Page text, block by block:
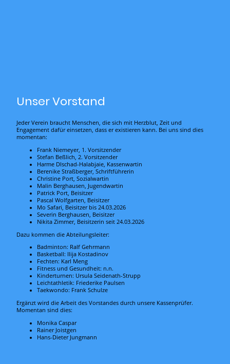
Unser Vorstand
Jeder Verein braucht Menschen, die sich mit Herzblut, Zeit und
Engagement dafür einsetzen, dass er existieren kann. Bei uns sind dies
momentan:
Frank Niemeyer, 1. Vorsitzender
Stefan Beßlich, 2. Vorsitzender
Harme Dlschad-Halabjaie, Kassenwartin
Berenike Straßberger, Schriftführerin
Christine Port, Sozialwartin
Malin Berghausen, Jugendwartin
Patrick Port, Beisitzer
Pascal Wolfgarten, Beisitzer
Mo Safari, Beisitzer bis 24.03.2026
Severin Berghausen, Beisitzer
Nikita Zimmer, Beisitzerin seit 24.03.2026
Dazu kommen die Abteilungsleiter:
Badminton: Ralf Gehrmann
Basketball: Ilija Kostadinov
Fechten: Karl Meng
Fitness und Gesundheit: n.n.
Kinderturnen: Ursula Seidenath-Strupp
Leichtathletik: Friederike Paulsen
Taekwondo: Frank Schulze
Ergänzt wird die Arbeit des Vorstandes durch unsere Kassenprüfer.
Momentan sind dies:
Monika Caspar
Rainer Joistgen
Hans-Dieter Jungmann